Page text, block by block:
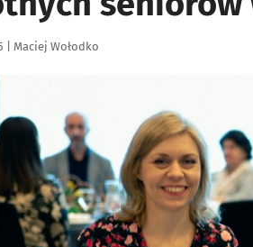
| Autor:
Maciej Wołodko